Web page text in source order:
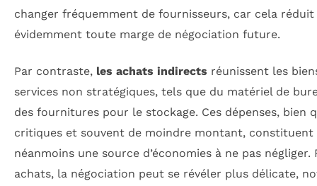
changer fréquemment de fournisseurs, car cela réduit
évidemment toute marge de négociation future.
Par contraste, les achats indirects réunissent les
services non stratégiques, tels que du matériel de
des fournitures pour le stockage. Ces dépenses, bien
critiques et souvent de moindre montant, constituent
néanmoins une source d’économies à ne pas négliger.
achats, la négociation peut se révéler plus délicate,